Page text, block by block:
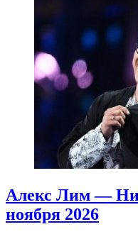
Алекс Лим —
ноября 2026